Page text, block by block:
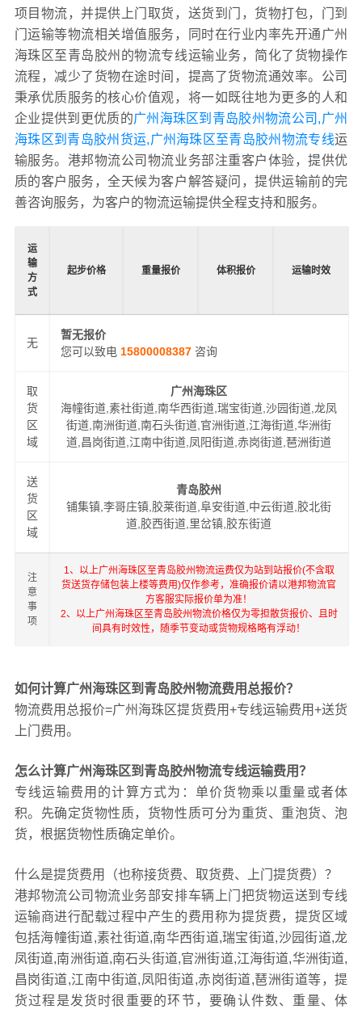
项目物流，并提供上门取货，送货到门，货物打包，门到
门运输等物流相关增值服务，同时在行业内率先开通广州
海珠区至青岛胶州的物流专线运输业务，简化了货物操作
流程，减少了货物在途时间，提高了货物流通效率。公司
秉承优质服务的核心价值观，将一如既往地为更多的人和
企业提供到更优质的广州海珠区到青岛胶州物流公司,广州
海珠区到青岛胶州货运,广州海珠区至青岛胶州物流专线运
输服务。港邦物流公司物流业务部注重客户体验，提供优
质的客户服务，全天候为客户解答疑问，提供运输前的完
善咨询服务，为客户的物流运输提供全程支持和服务。
运
输
方
式
起步价格 重量报价 体积报价 运输时效
无
暂无报价
您可以致电 15800008387 咨询
取
货
区
域
广州海珠区
海幢街道,素社街道,南华西街道,瑞宝街道,沙园街道,龙凤
街道,南洲街道,南石头街道,官洲街道,江海街道,华洲街
道,昌岗街道,江南中街道,凤阳街道,赤岗街道,琶洲街道
送
货
区
域
青岛胶州
铺集镇,李哥庄镇,胶莱街道,阜安街道,中云街道,胶北街
道,胶西街道,里岔镇,胶东街道
注
意
事
项
1、以上广州海珠区至青岛胶州物流运费仅为站到站报价(不含取
货送货存储包装上楼等费用)仅作参考，准确报价请以港邦物流官
方客服实际报价单为准！
2、以上广州海珠区至青岛胶州物流价格仅为零担散货报价、且时
间具有时效性，随季节变动或货物规格略有浮动！
如何计算广州海珠区到青岛胶州物流费用总报价？
物流费用总报价=广州海珠区提货费用+专线运输费用+送货
上门费用。
怎么计算广州海珠区到青岛胶州物流专线运输费用？
专线运输费用的计算方式为：单价货物乘以重量或者体
积。先确定货物性质，货物性质可分为重货、重泡货、泡
货，根据货物性质确定单价。
什么是提货费用（也称接货费、取货费、上门提货费）？
港邦物流公司物流业务部安排车辆上门把货物运送到专线
运输商进行配载过程中产生的费用称为提货费，提货区域
包括海幢街道,素社街道,南华西街道,瑞宝街道,沙园街道,龙
凤街道,南洲街道,南石头街道,官洲街道,江海街道,华洲街道,
昌岗街道,江南中街道,凤阳街道,赤岗街道,琶洲街道等，提
货过程是发货时很重要的环节，要确认件数、重量、体